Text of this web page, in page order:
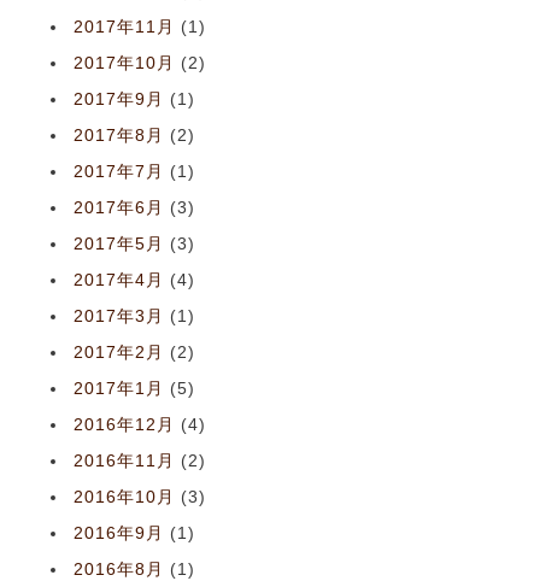
2017年11月
(1)
2017年10月
(2)
2017年9月
(1)
2017年8月
(2)
2017年7月
(1)
2017年6月
(3)
2017年5月
(3)
2017年4月
(4)
2017年3月
(1)
2017年2月
(2)
2017年1月
(5)
2016年12月
(4)
2016年11月
(2)
2016年10月
(3)
2016年9月
(1)
2016年8月
(1)